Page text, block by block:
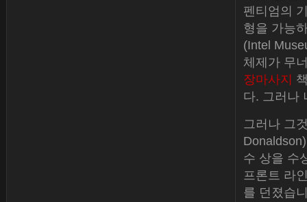
펜티엄의
형을 가능
(Intel
체제가 무
장마사지
다. 그러나
그러나 그
수 상을 수
프론트 라
를 던졌습